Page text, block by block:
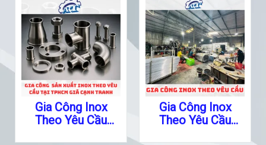
Gia Công Inox
Theo Yêu Cầu
Gia Công Inox
Theo Yêu Cầu